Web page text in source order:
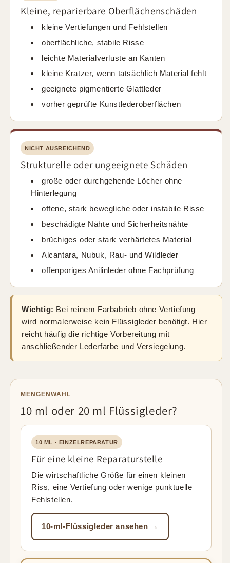
Kleine, reparierbare Oberflächenschäden
kleine Vertiefungen und Fehlstellen
oberflächliche, stabile Risse
leichte Materialverluste an Kanten
kleine Kratzer, wenn tatsächlich Material fehlt
geeignete pigmentierte Glattleder
vorher geprüfte Kunstlederoberflächen
NICHT AUSREICHEND
Strukturelle oder ungeeignete Schäden
große oder durchgehende Löcher ohne
Hinterlegung
offene, stark bewegliche oder instabile Risse
beschädigte Nähte und Sicherheitsnähte
brüchiges oder stark verhärtetes Material
Alcantara, Nubuk, Rau- und Wildleder
offenporiges Anilinleder ohne Fachprüfung
Wichtig: Bei reinem Farbabrieb ohne Vertiefung
wird normalerweise kein Flüssigleder benötigt. Hier
reicht häufig die richtige Vorbereitung mit
anschließender Lederfarbe und Versiegelung.
MENGENWAHL
10 ml oder 20 ml Flüssigleder?
10 ML · EINZELREPARATUR
Für eine kleine Reparaturstelle
Die wirtschaftliche Größe für einen kleinen
Riss, eine Vertiefung oder wenige punktuelle
Fehlstellen.
10-ml-Flüssigleder ansehen →